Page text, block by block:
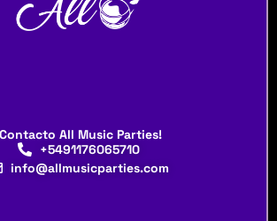
All Music Parties!
+5491176065710
info@allmusicparties.com